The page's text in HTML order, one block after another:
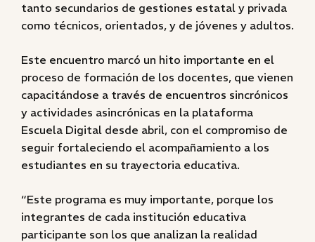
tanto secundarios de gestiones estatal y privada
como técnicos, orientados, y de jóvenes y adultos.
Este encuentro marcó un hito importante en el
proceso de formación de los docentes, que vienen
capacitándose a través de encuentros sincrónicos
y actividades asincrónicas en la plataforma
Escuela Digital desde abril, con el compromiso de
seguir fortaleciendo el acompañamiento a los
estudiantes en su trayectoria educativa.
“Este programa es muy importante, porque los
integrantes de cada institución educativa
participante son los que analizan la realidad